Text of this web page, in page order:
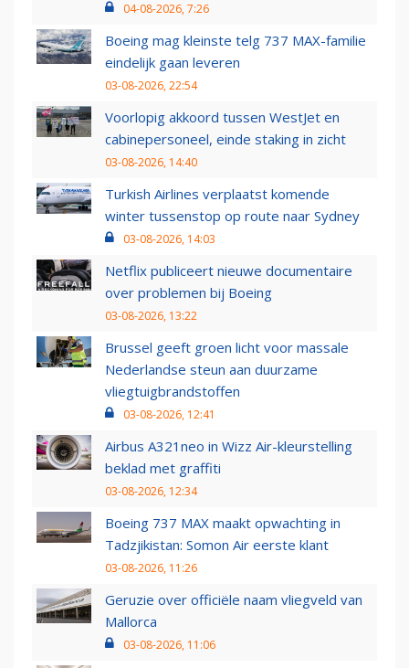
04-08-2026, 7:26
Boeing mag kleinste telg 737 MAX-familie
eindelijk gaan leveren
03-08-2026, 22:54
Voorlopig akkoord tussen WestJet en
cabinepersoneel, einde staking in zicht
03-08-2026, 14:40
Turkish Airlines verplaatst komende
winter tussenstop op route naar Sydney
03-08-2026, 14:03
Netflix publiceert nieuwe documentaire
over problemen bij Boeing
03-08-2026, 13:22
Brussel geeft groen licht voor massale
Nederlandse steun aan duurzame
vliegtuigbrandstoffen
03-08-2026, 12:41
Airbus A321neo in Wizz Air-kleurstelling
beklad met graffiti
03-08-2026, 12:34
Boeing 737 MAX maakt opwachting in
Tadzjikistan: Somon Air eerste klant
03-08-2026, 11:26
Geruzie over officiële naam vliegveld van
Mallorca
03-08-2026, 11:06